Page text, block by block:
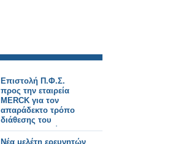
Επιστολή Π.Φ.Σ.
προς την εταιρεία
MERCK για τον
απαράδεκτο τρόπο
διάθεσης του
φαρμακευτικού
σκευάσματος Ovitrelle
Νέα μελέτη ερευνητών